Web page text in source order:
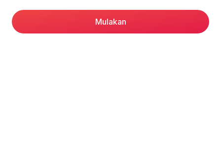
Mulakan